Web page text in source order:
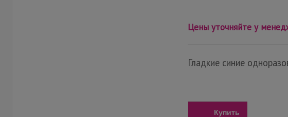
Цены уточняйте у
Гладкие синие
Купить